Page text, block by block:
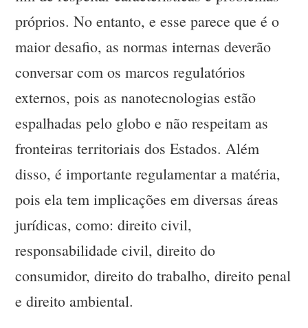
próprios. No entanto, e esse parece que é o
maior desafio, as normas internas deverão
conversar com os marcos regulatórios
externos, pois as nanotecnologias estão
espalhadas pelo globo e não respeitam as
fronteiras territoriais dos Estados. Além
disso, é importante regulamentar a matéria,
pois ela tem implicações em diversas áreas
jurídicas, como: direito civil,
responsabilidade civil, direito do
consumidor, direito do trabalho, direito penal
e direito ambiental.